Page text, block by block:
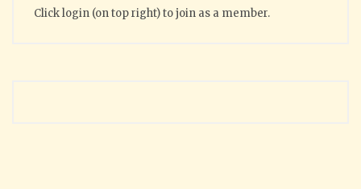
Click login (on top right) to join as a member.